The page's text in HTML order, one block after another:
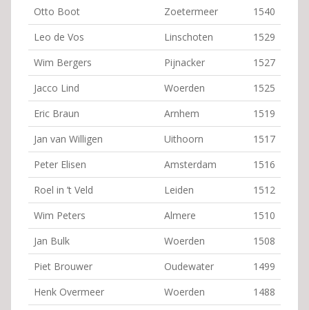
Otto Boot
Zoetermeer
1540
Leo de Vos
Linschoten
1529
Wim Bergers
Pijnacker
1527
Jacco Lind
Woerden
1525
Eric Braun
Arnhem
1519
Jan van Willigen
Uithoorn
1517
Peter Elisen
Amsterdam
1516
Roel in ’t Veld
Leiden
1512
Wim Peters
Almere
1510
Jan Bulk
Woerden
1508
Piet Brouwer
Oudewater
1499
Henk Overmeer
Woerden
1488